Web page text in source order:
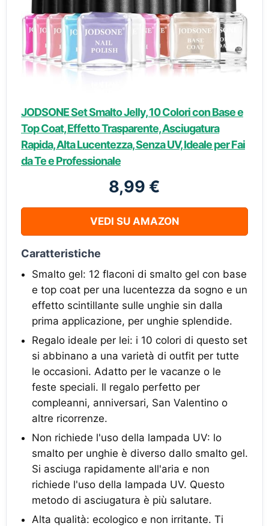
JODSONE Set Smalto Jelly, 10 Colori con Base e
Top Coat, Effetto Trasparente, Asciugatura
Rapida, Alta Lucentezza, Senza UV, Ideale per Fai
da Te e Professionale
8,99 €
VEDI SU AMAZON
Caratteristiche
Smalto gel: 12 flaconi di smalto gel con base
e top coat per una lucentezza da sogno e un
effetto scintillante sulle unghie sin dalla
prima applicazione, per unghie splendide.
Regalo ideale per lei: i 10 colori di questo set
si abbinano a una varietà di outfit per tutte
le occasioni. Adatto per le vacanze o le
feste speciali. Il regalo perfetto per
compleanni, anniversari, San Valentino o
altre ricorrenze.
Non richiede l'uso della lampada UV: lo
smalto per unghie è diverso dallo smalto gel.
Si asciuga rapidamente all'aria e non
richiede l'uso della lampada UV. Questo
metodo di asciugatura è più salutare.
Alta qualità: ecologico e non irritante. Ti